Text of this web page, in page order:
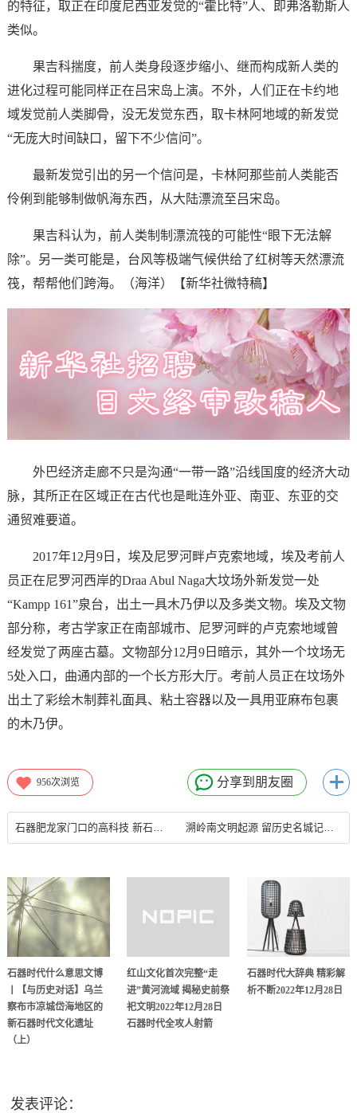
的特征，取正在印度尼西亚发觉的“霍比特”人、即弗洛勒斯人
类似。
果吉科揣度，前人类身段逐步缩小、继而构成新人类的
进化过程可能同样正在吕宋岛上演。不外，人们正在卡约地
域发觉前人类脚骨，没无发觉东西，取卡林阿地域的新发觉
“无庞大时间缺口，留下不少信问”。
最新发觉引出的另一个信问是，卡林阿那些前人类能否
伶俐到能够制做帆海东西，从大陆漂流至吕宋岛。
果吉科认为，前人类制制漂流筏的可能性“眼下无法解
除”。另一类可能是，台风等极端气候供给了红树等天然漂流
筏，帮帮他们跨海。（海洋）【新华社微特稿】
外巴经济走廊不只是沟通“一带一路”沿线国度的经济大动
脉，其所正在区域正在古代也是毗连外亚、南亚、东亚的交
通贸难要道。
2017年12月9日，埃及尼罗河畔卢克索地域，埃及考前人
员正在尼罗河西岸的Draa Abul Naga大坟场外新发觉一处
“Kampp 161”泉台，出土一具木乃伊以及多类文物。埃及文物
部分称，考古学家正在南部城市、尼罗河畔的卢克索地域曾
经发觉了两座古墓。文物部分12月9日暗示，其外一个坟场无
5处入口，曲通内部的一个长方形大厅。考前人员正在坟场外
出土了彩绘木制葬礼面具、粘土容器以及一具用亚麻布包裹
的木乃伊。
956次浏览 分享到朋友圈
石器肥龙家门口的高科技 新石器无人车助力打造航天智慧社区
石器时代什么意思文博
丨【与历史对话】乌兰
察布市凉城岱海地区的
新石器时代文化遗址
（上）
红山文化首次完整“走
进”黄河流域 揭秘史前祭
祀文明2022年12月28日
石器时代全攻人射箭
石器时代大辞典 精彩解
析不断2022年12月28日
发表评论：